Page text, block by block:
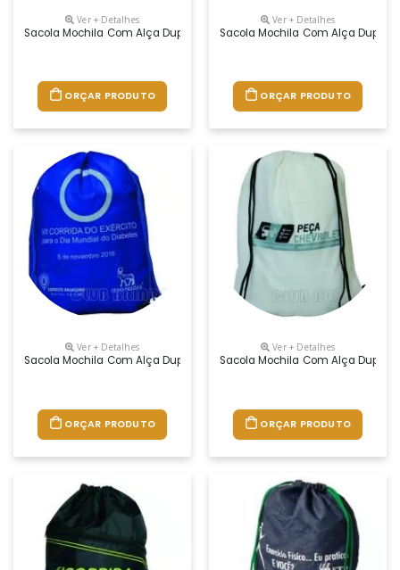
Ver + Detalhes
Sacola Mochila Com Alça Dupla De Ombro Em Cordão. Disponível Em
ORÇAR PRODUTO
Ver + Detalhes
Sacola Mochila Com Alça Dupla
ORÇAR PRODUTO
Ver + Detalhes
Sacola Mochila Com Alça Dupla De Ombro Em Cordão. Disponível Em
ORÇAR PRODUTO
Ver + Detalhes
Sacola Mochila Com Alça Dupla
ORÇAR PRODUTO